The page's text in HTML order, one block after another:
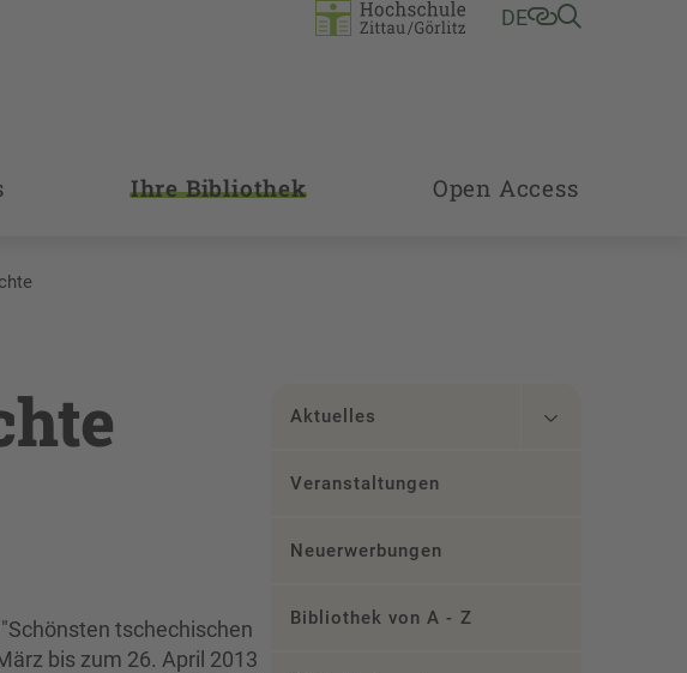
DE
Ihre Bibliothek Open Access
tschechischen
bis zum 26. April 2013
Aktuelles
Veranstaltungen
Neuerwerbungen
Bibliothek von A - Z